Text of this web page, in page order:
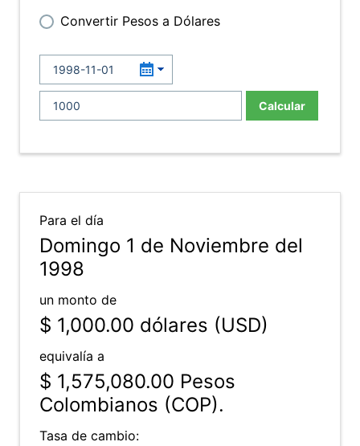
Convertir Pesos a Dólares
Calcular
Para el día
Domingo 1 de Noviembre del
1998
un monto de
$ 1,000.00 dólares (USD)
equivalía a
$ 1,575,080.00 Pesos
Colombianos (COP).
Tasa de cambio: